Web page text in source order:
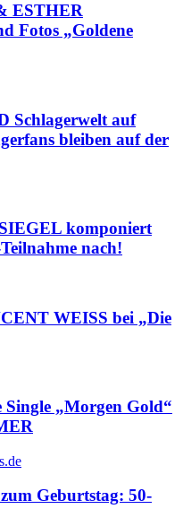
ESTHER
Fotos „Goldene
Schlagerwelt auf
bleiben auf der
komponiert
nach!
WEISS bei „Die
„Morgen Gold“
Geburtstag: 50-